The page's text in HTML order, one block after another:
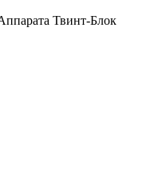
Твинт-Блок